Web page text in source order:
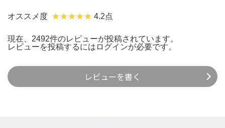
オススメ度 4.2点
現在、2492件のレビューが投稿されています。
レビューを投稿するには ログインが必要です。
レビューを書く